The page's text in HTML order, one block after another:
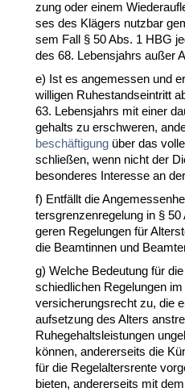
zung oder ei­nem
ses des Klägers nutz­bar
sem Fall § 50 Abs. 1 HBG
des 68. Le­bens­jahrs außer
e) Ist es an­ge­mes­sen und
wil­li­gen Ru­he­stand­s­ein­tritt
63. Le­bens­jahrs mit ei­ner
ge­halts zu er­schwe­ren,
beschäfti­gung über das
sch­ließen, wenn nicht der
be­son­de­res In­ter­es­se an der
f) Entfällt die
ters­gren­zen­re­ge­lung in §
ge­ren Re­ge­lun­gen für
die Be­am­tin­nen und
g) Wel­che Be­deu­tung für
schied­li­chen Re­ge­lun­gen
ver­si­che­rungs­recht zu, die
auf­set­zung des Al­ters
Ru­he­ge­halts­leis­tun­gen
können, an­de­rer­seits die
für die Re­gel­al­ters­ren­te
bie­ten, an­de­rer­seits mit